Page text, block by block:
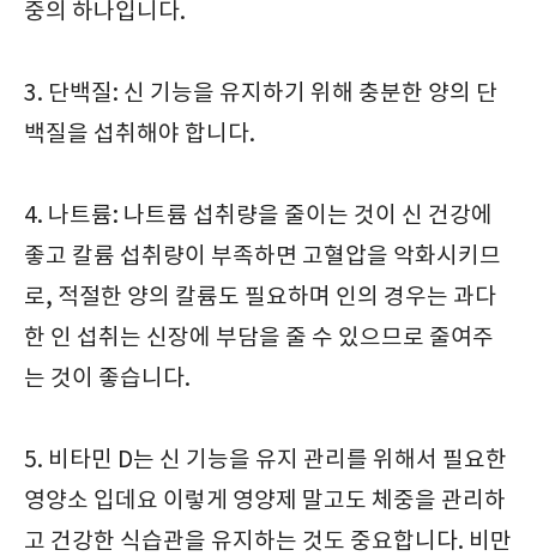
중의 하나입니다.
3. 단백질: 신 기능을 유지하기 위해 충분한 양의 단
백질을 섭취해야 합니다.
4. 나트륨: 나트륨 섭취량을 줄이는 것이 신 건강에
좋고 칼륨 섭취량이 부족하면 고혈압을 악화시키므
로, 적절한 양의 칼륨도 필요하며 인의 경우는 과다
한 인 섭취는 신장에 부담을 줄 수 있으므로 줄여주
는 것이 좋습니다.
5. 비타민 D는 신 기능을 유지 관리를 위해서 필요한
영양소 입데요 이렇게 영양제 말고도 체중을 관리하
고 건강한 식습관을 유지하는 것도 중요합니다. 비만